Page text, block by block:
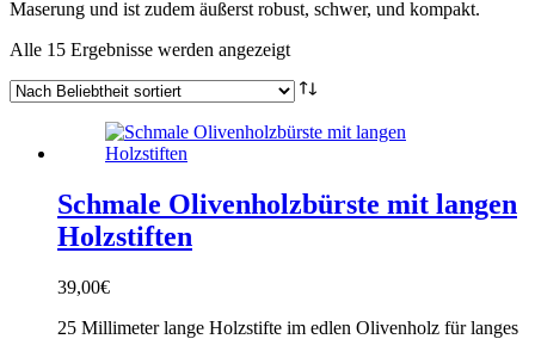
Maserung und ist zudem äußerst robust, schwer, und kompakt.
Alle 15 Ergebnisse werden angezeigtNach
sortiert
Schmale Olivenholzbürste mit langen
Holzstiften
39,00€
25 Millimeter lange Holzstifte im edlen Olivenholz für langes